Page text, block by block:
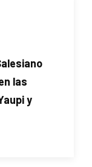
las
y